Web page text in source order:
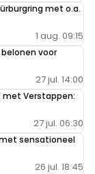
met o.a.
1 aug. 09:15
belonen voor
27 jul. 14:00
Verstappen:
27 jul. 06:30
sensationeel
26 jul. 18:45